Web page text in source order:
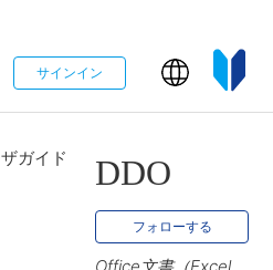
サインイン
ガイド DDO
フォローする 0